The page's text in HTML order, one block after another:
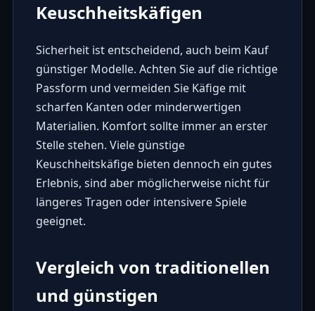
Keuschheitskäfigen
Sicherheit ist entscheidend, auch beim Kauf
günstiger Modelle. Achten Sie auf die richtige
Passform und vermeiden Sie Käfige mit
scharfen Kanten oder minderwertigen
Materialien. Komfort sollte immer an erster
Stelle stehen. Viele günstige
Keuschheitskäfige bieten dennoch ein gutes
Erlebnis, sind aber möglicherweise nicht für
längeres Tragen oder intensivere Spiele
geeignet.
Vergleich von traditionellen
und günstigen